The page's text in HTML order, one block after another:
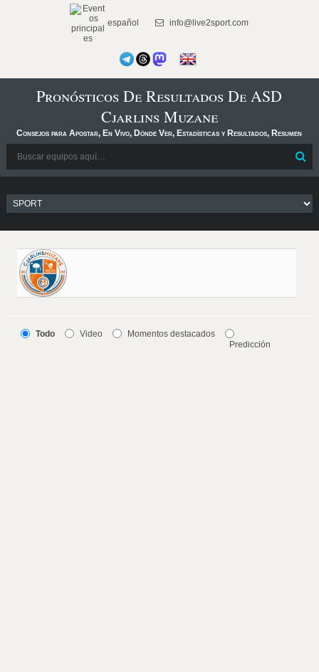
español info@live2sport.com
Pronósticos De Resultados De ASD
Cjarlins Muzane
Consejos para Apostar, En Vivo, Dónde Ver, Estadísticas y Resultados, Resumen
Todo Video
Momentos destacados
Predicción